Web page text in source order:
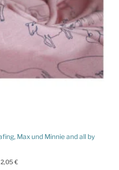
Max und Minnie and all by
2,05 €Aktueller